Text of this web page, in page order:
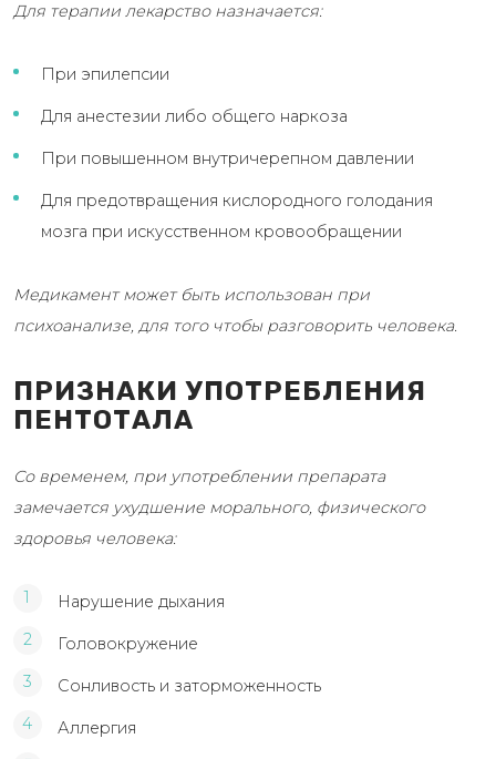
Для терапии лекарство назначается:
При эпилепсии
Для анестезии либо общего наркоза
При повышенном внутричерепном давлении
Для предотвращения кислородного голодания
мозга при искусственном кровообращении
Медикамент может быть использован при
психоанализе, для того чтобы разговорить человека.
ПРИЗНАКИ УПОТРЕБЛЕНИЯ
ПЕНТОТАЛА
Со временем, при употреблении препарата
замечается ухудшение морального, физического
здоровья человека:
Нарушение дыхания
Головокружение
Сонливость и заторможенность
Аллергия